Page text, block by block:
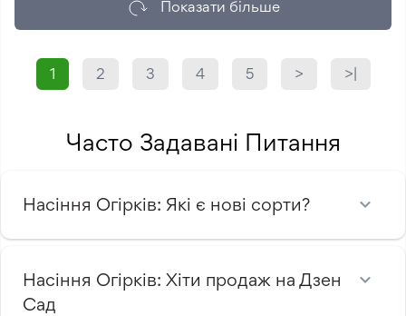
Показати більше
1 2 3 4 5 > >|
Часто Задавані Питання
Насіння Огірків: Які є нові сорти?
Насіння Огірків: Хіти продаж на Дзен
Сад